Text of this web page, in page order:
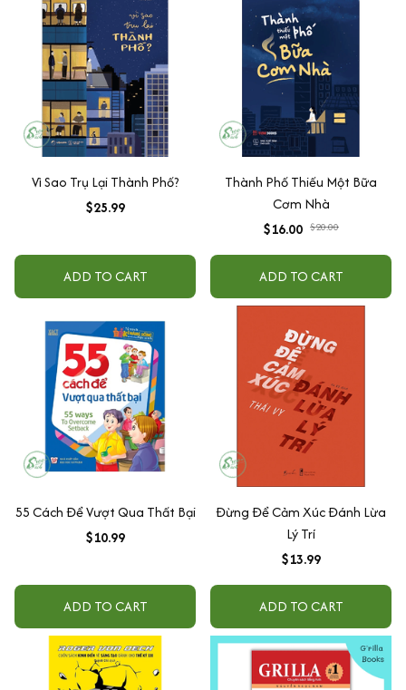
Vì Sao Trụ Lại Thành Phố?
$25.99
ADD TO CART
Thành Phố Thiếu Một Bữa
Cơm Nhà
$16.00 $20.00
ADD TO CART
55 Cách Để Vượt Qua Thất Bại
$10.99
ADD TO CART
Đừng Để Cảm Xúc Đánh Lừa
Lý Trí
$13.99
ADD TO CART